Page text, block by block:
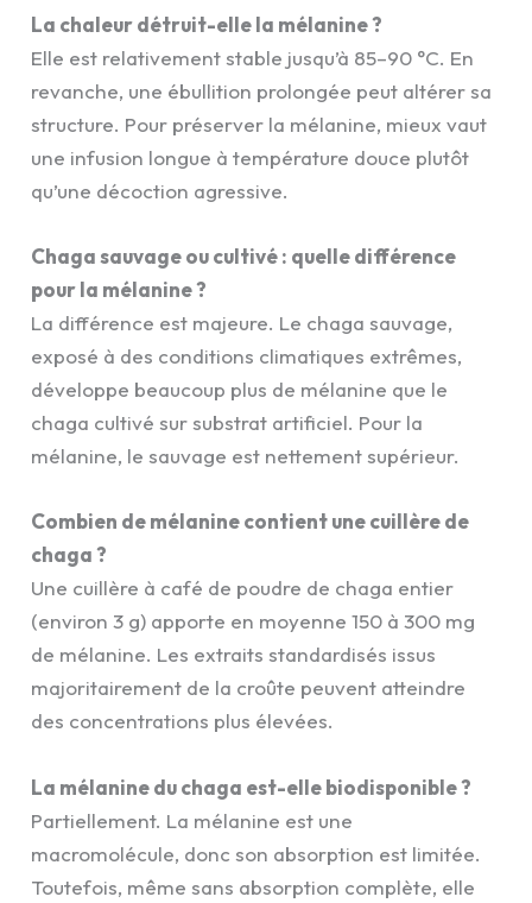
La chaleur détruit-elle la mélanine ?
Elle est relativement stable jusqu’à 85–90 °C. En
revanche, une ébullition prolongée peut altérer sa
structure. Pour préserver la mélanine, mieux vaut
une infusion longue à température douce plutôt
qu’une décoction agressive.
Chaga sauvage ou cultivé : quelle différence
pour la mélanine ?
La différence est majeure. Le chaga sauvage,
exposé à des conditions climatiques extrêmes,
développe beaucoup plus de mélanine que le
chaga cultivé sur substrat artificiel. Pour la
mélanine, le sauvage est nettement supérieur.
Combien de mélanine contient une cuillère de
chaga ?
Une cuillère à café de poudre de chaga entier
(environ 3 g) apporte en moyenne 150 à 300 mg
de mélanine. Les extraits standardisés issus
majoritairement de la croûte peuvent atteindre
des concentrations plus élevées.
La mélanine du chaga est-elle biodisponible ?
Partiellement. La mélanine est une
macromolécule, donc son absorption est limitée.
Toutefois, même sans absorption complète, elle